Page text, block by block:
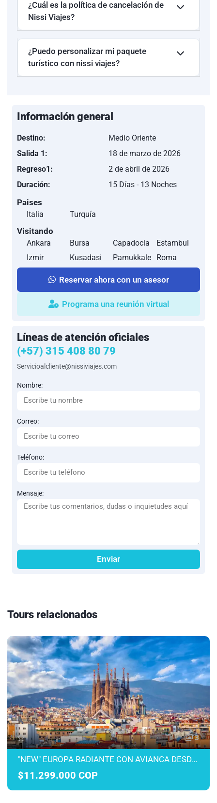
¿Cuál es la política de cancelación de
Nissi Viajes?
¿Puedo personalizar mi paquete
turístico con nissi viajes?
Información general
Destino:
Medio Oriente
Salida 1:
18 de marzo de 2026
Regreso1:
2 de abril de 2026
Duración:
15 Días - 13 Noches
Paises
Italia Turquía
Visitando
Ankara Bursa Capadocia
Estambul
Izmir
Kusadasi Pamukkale Roma
Reservar ahora con un asesor
Programa una reunión virtual
Líneas de atención oficiales
(+57) 315 408 80 79
Servicioalcliente@nissiviajes.com
Nombre:
Correo:
Teléfono:
Mensaje:
Enviar
Tours relacionados
3
"NEW" EUROPA RADIANTE CON AVIANCA DESDE MEDELLÍN MARZO A JULIO 2027
$11.299.000 COP